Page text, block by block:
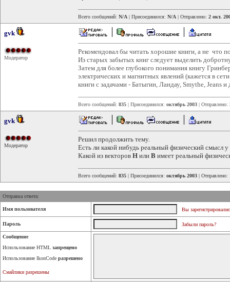
Всего сообщений: N/A | Присоединился: N/A | Отправлено: 2 окт.
gvk
Модератор
Рекомендовал бы читать хорошие книги, а не что
Из старых забытых книг следует выделить
Затем для более глубокого понимания книгу
электрических и магнитных явлений (кажется в
книги с задачами - Батыгин, Ландау, Smythe, Jeans и
Всего сообщений: 835 | Присоединился: октябрь 2003 | Отправлено:
gvk
Модератор
Решил продолжить тему.
Есть ли какой нибудь реальный физический смысл
Какой из векторов H или B имеет реальный
Всего сообщений: 835 | Присоединился: октябрь 2003 | Отправлено:
Отправка ответа:
Имя пользователя Вы
Пароль Забыли пароль?
Сообщение
Использование HTML запрещено
Использование IkonCode разрешено
Смайлики разрешены